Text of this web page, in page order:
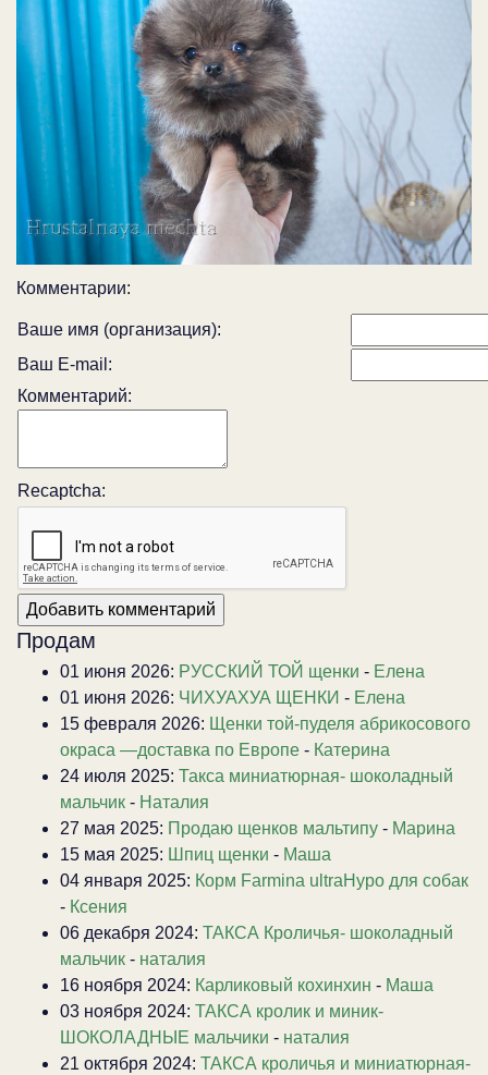
Комментарии:
Ваше имя (организация):
Ваш E-mail:
Комментарий:
Recaptcha:
Продам
01 июня 2026: РУССКИЙ ТОЙ щенки - Елена
01 июня 2026: ЧИХУАХУА ЩЕНКИ - Елена
15 февраля 2026: Щенки той-пуделя абрикосового
окраса —доставка по Европе - Катерина
24 июля 2025: Такса миниатюрная- шоколадный
мальчик - Наталия
27 мая 2025: Продаю щенков мальтипу - Марина
15 мая 2025: Шпиц щенки - Маша
04 января 2025: Корм Farmina ultraHypo для собак
- Ксения
06 декабря 2024: ТАКСА Кроличья- шоколадный
мальчик - наталия
16 ноября 2024: Карликовый кохинхин - Маша
03 ноября 2024: ТАКСА кролик и миник-
ШОКОЛАДНЫЕ мальчики - наталия
21 октября 2024: ТАКСА кроличья и миниатюрная-